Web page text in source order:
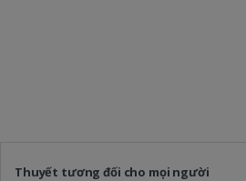
Thuyết tương đối cho mọi người